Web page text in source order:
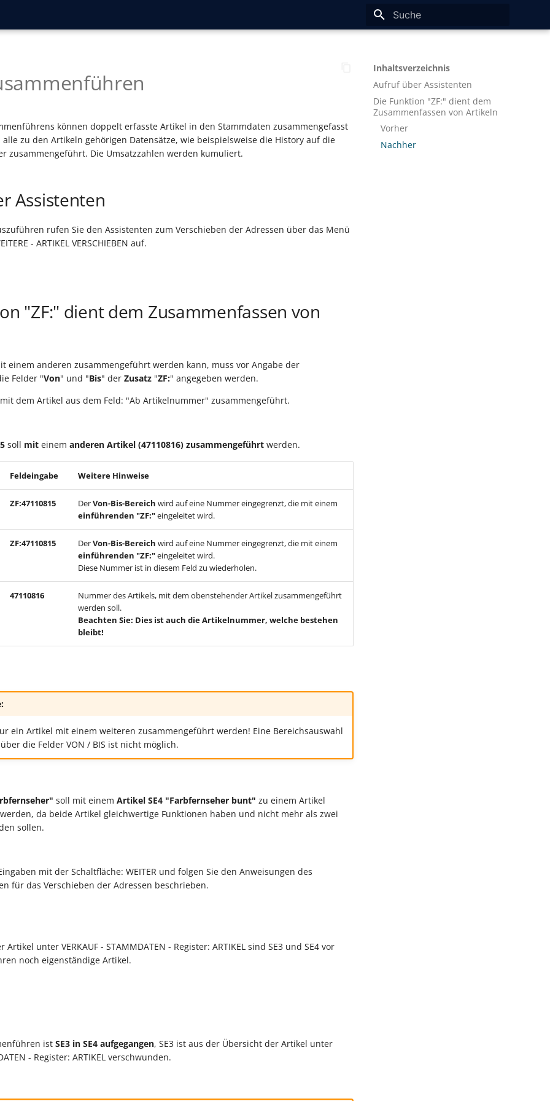
können doppelt erfasste Artikel in den Stammdaten zusammengefasst
zu den Artikeln gehörigen Datensätze, wie beispielsweise die History auf die
zusammengeführt. Die Umsatzzahlen werden kumuliert.
Assistenten
rufen Sie den Assistenten zum Verschieben der Adressen über das Menü
- ARTIKEL VERSCHIEBEN auf.
"ZF:" dient dem Zusammenfassen von
einem anderen zusammengeführt werden kann, muss vor Angabe der
Felder "Von" und "Bis" der Zusatz "ZF:" angegeben werden.
dem Artikel aus dem Feld: "Ab Artikelnummer" zusammengeführt.
soll mit einem anderen Artikel (47110816) zusammengeführt werden.
Feldeingabe Weitere Hinweise
ZF:47110815 DerVon-Bis-Bereich wird auf eine Nummer eingegrenzt, die mit einem
einführenden "ZF:"eingeleitet wird.
ZF:47110815 DerVon-Bis-Bereich wird auf eine Nummer eingegrenzt, die mit einem
einführenden "ZF:"eingeleitet wird.
Diese Nummer ist in diesem Feld zu wiederholen.
47110816
Nummer des Artikels, mit dem obenstehender Artikel zusammengeführt
werden soll.
Beachten Sie: Dies ist auch die Artikelnummer, welche bestehen
bleibt!
ein Artikel mit einem weiteren zusammengeführt werden! Eine Bereichsauswahl
die Felder VON / BIS ist nicht möglich.
soll mit einem Artikel SE4 "Farbfernseher bunt" zu einem Artikel
da beide Artikel gleichwertige Funktionen haben und nicht mehr als zwei
sollen.
mit der Schaltfläche: WEITER und folgen Sie den Anweisungen des
für das Verschieben der Adressen beschrieben.
unter VERKAUF - STAMMDATEN - Register: ARTIKEL sind SE3 und SE4 vor
noch eigenständige Artikel.
ist SE3 in SE4 aufgegangen, SE3 ist aus der Übersicht der Artikel unter
- Register: ARTIKEL verschwunden.
Inhaltsverzeichnis
Aufruf über Assistenten
Die Funktion "ZF:" dient dem
Zusammenfassen von Artikeln
Vorher
Nachher